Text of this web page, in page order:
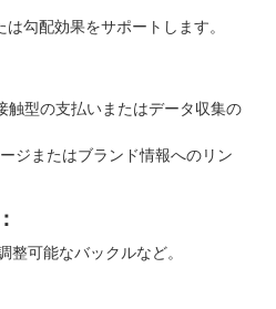
勾配効果をサポートします。
触型の支払いまたはデータ収集の
ジまたはブランド情報へのリン
整可能なバックルなど。